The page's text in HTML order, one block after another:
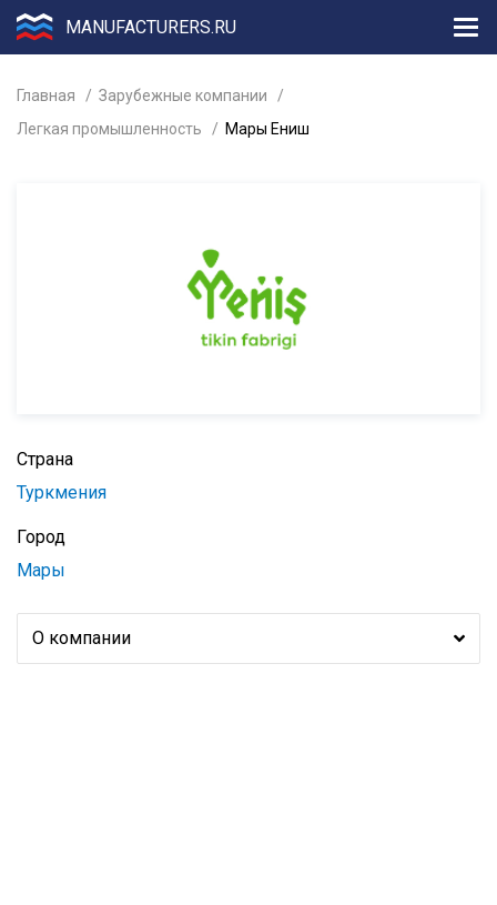
MANUFACTURERS.RU
Главная
Зарубежные компании
Легкая промышленность
Мары Ениш
Страна
Туркмения
Город
Мары
О компании